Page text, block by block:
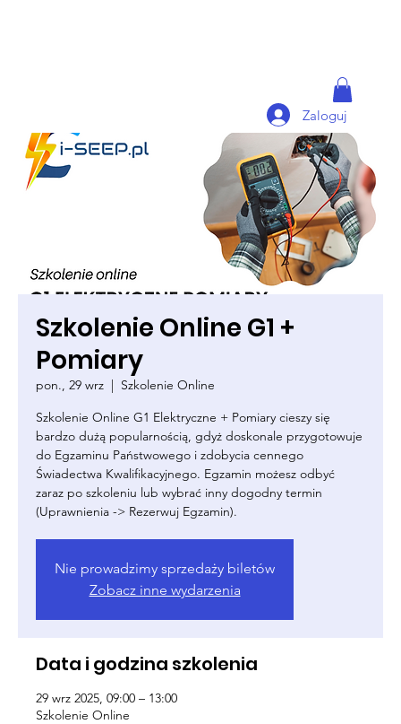
Zaloguj
Szkolenie Online G1 +
Pomiary
pon., 29 wrz
  |
Szkolenie Online
Szkolenie Online G1 Elektryczne + Pomiary cieszy się
bardzo dużą popularnością, gdyż doskonale przygotowuje
do Egzaminu Państwowego i zdobycia cennego
Świadectwa Kwalifikacyjnego. Egzamin możesz odbyć
zaraz po szkoleniu lub wybrać inny dogodny termin
(Uprawnienia -> Rezerwuj Egzamin).
Nie prowadzimy sprzedaży biletów
Zobacz inne wydarzenia
Data i godzina szkolenia
29 wrz 2025, 09:00 – 13:00
Szkolenie Online